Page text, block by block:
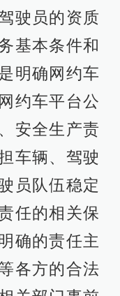
驶员的资质
基本条件和
明确网约车
约车平台公
安全生产责
车辆、驾驶
员队伍稳定
任的相关保
确的责任主
各方的合法